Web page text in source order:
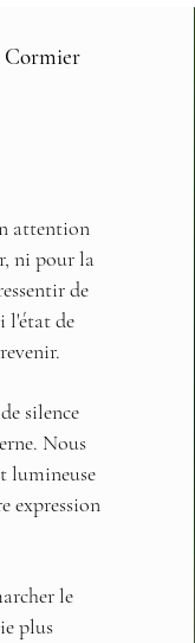
Cormier
attention
ni pour la
de
l'état de
silence
Nous
lumineuse
expression
le
plus